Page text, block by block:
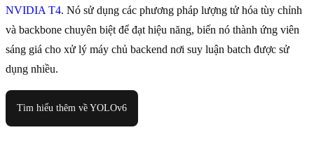
NVIDIA T4. Nó sử dụng các phương pháp lượng tử hóa tùy chỉnh
và backbone chuyên biệt để đạt hiệu năng, biến nó thành ứng viên
sáng giá cho xử lý máy chủ backend nơi suy luận batch được sử
dụng nhiều.
Tìm hiểu thêm về YOLOv6